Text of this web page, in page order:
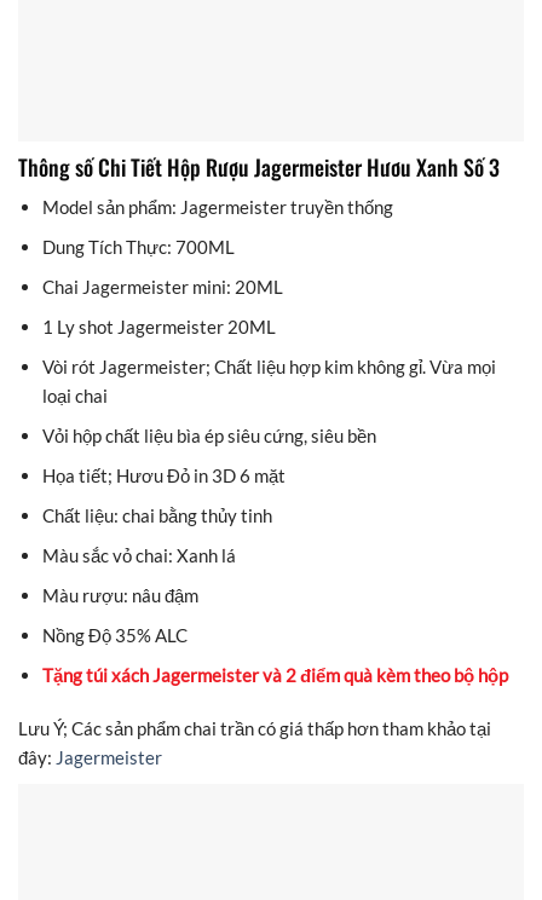
Thông số Chi Tiết Hộp Rượu Jagermeister Hươu Xanh Số 3
Model sản phẩm: Jagermeister truyền thống
Dung Tích Thực: 700ML
Chai Jagermeister mini: 20ML
1 Ly shot Jagermeister 20ML
Vòi rót Jagermeister; Chất liệu hợp kim không gỉ. Vừa mọi
loại chai
Vỏi hộp chất liệu bìa ép siêu cứng, siêu bền
Họa tiết; Hươu Đỏ in 3D 6 mặt
Chất liệu: chai bằng thủy tinh
Màu sắc vỏ chai: Xanh lá
Màu rượu: nâu đậm
Nồng Độ 35% ALC
Tặng túi xách Jagermeister và 2 điểm quà kèm theo bộ hộp
Lưu Ý; Các sản phẩm chai trần có giá thấp hơn tham khảo tại
đây: Jagermeister